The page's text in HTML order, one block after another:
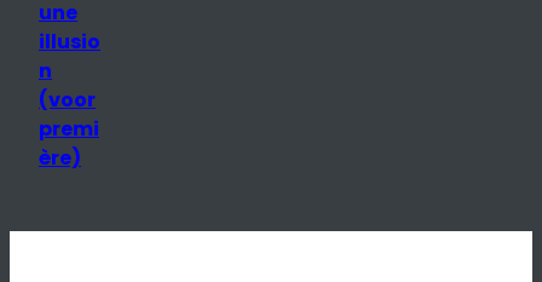
une
illusio
n
(voor
premi
ère)